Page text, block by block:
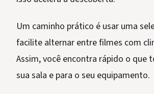
Um caminho prático é usar uma
facilite alternar entre filmes com
Assim, você encontra rápido o que
sua sala e para o seu equipamento.